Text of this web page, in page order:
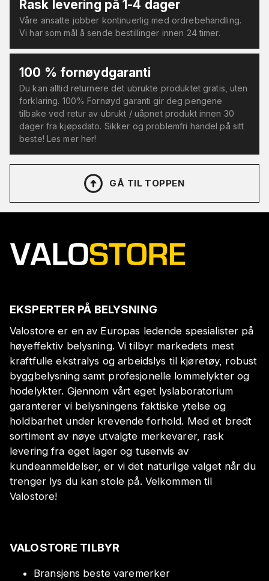
Rask levering på 1-4 dager
Våre ansatte jobber kontinuerlig med ordrebehandling.
Vi har som mål å sende bestillinger innen 24 timer.
100 % fornøydgaranti
Du kan alltid returnere det ubrukte produktet gratis, uten
forklaring. 100% Fornøyd garanti gir deg pengene
tilbake ved retur av ubrukt / uåpnet produkt innen 30
dager fra kjøpsdato. Sikker og problemfri handel på sitt
beste! Les mer her!
GÅ TIL TOPPEN
EKSPERTER PÅ BELYSNING
Valostore er en av Europas ledende spesialister på
høyeffektiv belysning. Vi tilbyr markedets mest
kraftfulle ekstralys og arbeidslys til kjøretøy, robust
byggbelysning samt profesjonelle lommelykter og
hodelykter. Gjennom vårt eget lyslaboratorium
garanterer vi belysningens faktiske ytelse og
holdbarhet under krevende forhold. Med et bredt
sortiment av nøye utvalgte merkevarer, rask
levering fra eget lager og tusenvis av
kundeanmeldelser, er vi det naturlige valget når du
trenger lys du kan stole på. Velkommen til
Valostore!
VALOSTORE TILBYR
Bransjens beste varemerker